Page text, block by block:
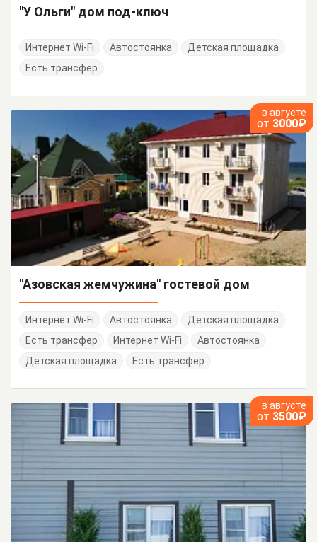
"У Ольги" дом под-ключ
Интернет Wi-Fi Автостоянка
Детская площадка
Есть трансфер
в августе
от 3000₽
"Азовская жемчужина" гостевой дом
Интернет Wi-Fi Автостоянка
Детская площадка
Есть трансфер
Интернет Wi-Fi
Автостоянка
Детская площадка
Есть трансфер
в августе
от 3500₽